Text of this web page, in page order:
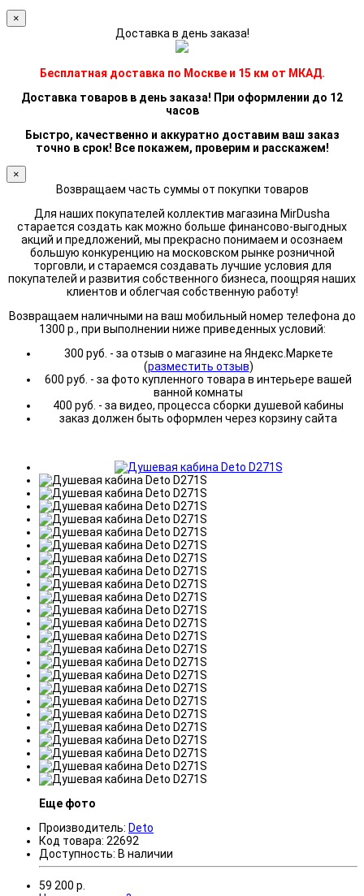
×
Доставка в день заказа!
Бесплатная доставка по Москве и 15 км от МКАД.
Доставка товаров в день заказа! При оформлении до 12
часов
Быстро, качественно и аккуратно доставим ваш заказ
точно в срок! Все покажем, проверим и расскажем!
×
Возвращаем часть суммы от покупки товаров
Для наших покупателей коллектив магазина MirDusha
старается создать как можно больше финансово-выгодных
акций и предложений, мы прекрасно понимаем и осознаем
большую конкуренцию на московском рынке розничной
торговли, и стараемся создавать лучшие условия для
покупателей и развития собственного бизнеса, поощряя наших
клиентов и облегчая собственную работу!
Возвращаем наличными на ваш мобильный номер телефона до
1300 р., при выполнении ниже приведенных условий:
300 руб. - за отзыв о магазине на Яндекс.Маркете
(разместить отзыв)
600 руб. - за фото купленного товара в интерьере вашей
ванной комнаты
400 руб. - за видео, процесса сборки душевой кабины
заказ должен быть оформлен через корзину сайта
Еще фото
Производитель: Deto
Код товара: 22692
Доступность: В наличии
59 200 р.